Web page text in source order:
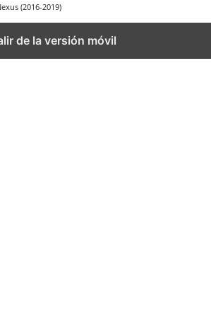
(2016-2019)
de la versión móvil